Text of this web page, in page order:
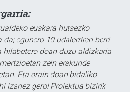
euskara hutsezko
da; egunero 10 udalerriren berri
hilabetero doan duzu aldizkaria
zein erakunde
Eta orain doan bidaliko
izanez gero! Proiektua bizirik